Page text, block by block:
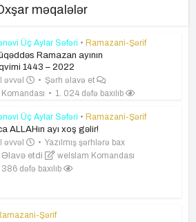
məqalələr
Üç Aylar Səfəri • Ramazani-Şərif
Ramazan ayının
1443 – 2022
əvvəl
Şərh əlavə et
1. 024 dəfə baxılıb
Üç Aylar Səfəri • Ramazani-Şərif
ALLAHın ayı xoş gəlir!
əvvəl
Yazılmış şərhlərə bax
Əlavə etdi
weIslam Komandası
386 dəfə baxılıb
Şərif